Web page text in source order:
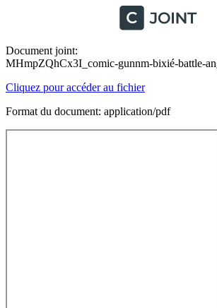
Document joint:
MHmpZQhCx3I_comic-gunnm-bixié-battle-
Cliquez pour accéder au fichier
Format du document: application/pdf